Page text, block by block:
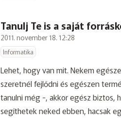
Tanulj Te is a saját
2011. november 18. 12:28
Informatika
Lehet, hogy van mit. Nekem
szeretnél fejlődni és egészen
tanulni még -, akkor egész biztos,
segíthetek neked ebben, hacsak